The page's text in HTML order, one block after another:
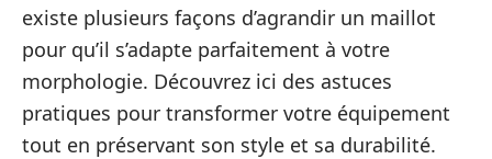
existe plusieurs façons d’agrandir un maillot
pour qu’il s’adapte parfaitement à votre
morphologie. Découvrez ici des astuces
pratiques pour transformer votre équipement
tout en préservant son style et sa durabilité.